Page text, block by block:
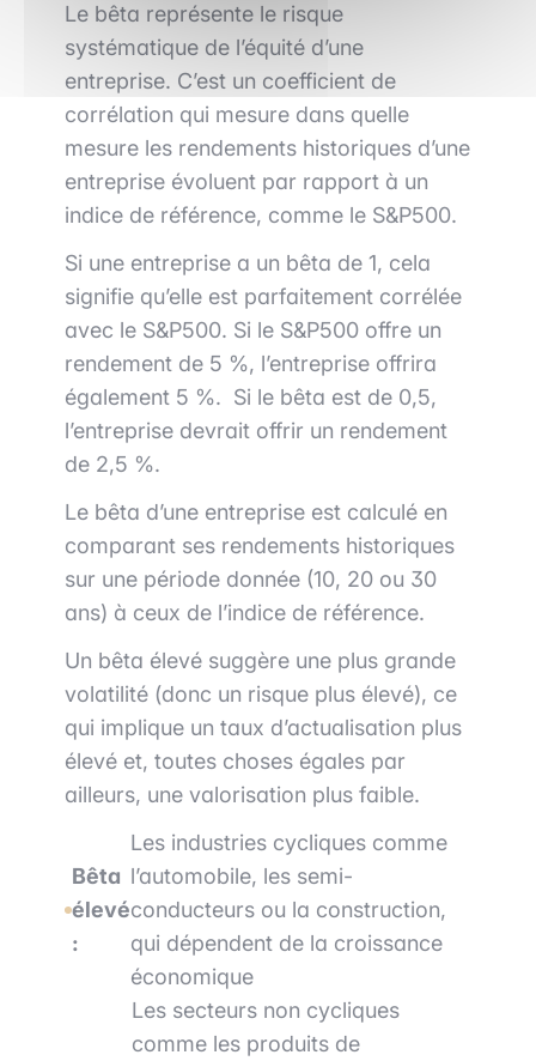
Le bêta représente le risque
systématique de l’équité d’une
entreprise. C’est un coefficient de
corrélation qui mesure dans quelle
mesure les rendements historiques d’une
entreprise évoluent par rapport à un
indice de référence, comme le S&P500.
Si une entreprise a un bêta de 1, cela
signifie qu’elle est parfaitement corrélée
avec le S&P500. Si le S&P500 offre un
rendement de 5 %, l’entreprise offrira
également 5 %. Si le bêta est de 0,5,
l’entreprise devrait offrir un rendement
de 2,5 %.
Le bêta d’une entreprise est calculé en
comparant ses rendements historiques
sur une période donnée (10, 20 ou 30
ans) à ceux de l’indice de référence.
Un bêta élevé suggère une plus grande
volatilité (donc un risque plus élevé), ce
qui implique un taux d’actualisation plus
élevé et, toutes choses égales par
ailleurs, une valorisation plus faible.
Bêta
élevé
:
Les industries cycliques comme
l’automobile, les semi-
conducteurs ou la construction,
qui dépendent de la croissance
économique
Les secteurs non cycliques
comme les produits de